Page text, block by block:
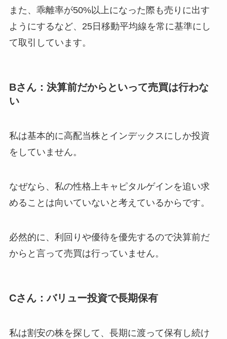
また、乖離率が50%以上になった際も売りに出す
ようにするなど、25日移動平均線を常に基準にし
て取引しています。
Bさん：決算前だからといって売買は行わな
い
私は基本的に高配当株とインデックスにしか投資
をしていません。
なぜなら、私の性格上キャピタルゲインを追い求
めることは向いていないと考えているからです。
必然的に、利回りや優待を優先するので決算前だ
からと言って売買は行っていません。
Cさん：バリュー投資で長期保有
私は割安の株を探して、長期に渡って保有し続け